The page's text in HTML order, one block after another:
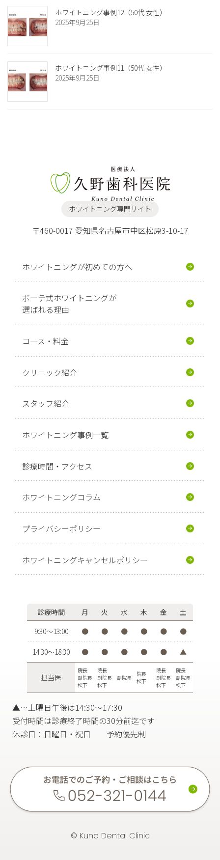
ホワイトニング事例12（50代 女性）
2025年9月25日
ホワイトニング事例11（50代 女性）
2025年9月25日
ホワイトニング専門サイト
〒460-0017 愛知県名古屋市中区松原3-10-17
ホワイトニングが初めての方へ
ボーテ式ホワイトニングが
選ばれる理由
コース・料金
クリニック紹介
スタッフ紹介
ホワイトニング事例一覧
診療時間・アクセス
ホワイトニングコラム
プライバシーポリシー
ホワイトニングキャンセルポリシー
診療時間 月 火 水 木 金
土
9:30〜13:00
● ● ● ● ● ●
14:30〜18:30 ● ● ● ● ● ▲
担当医
院長
副院長
松下
院長
副院長
松下
副院長
院長
松下
院長
副院長
松下
院長
副院長
松下
▲…土曜日午後は14:30〜17:30
受付時間は診療終了時間の30分前迄です
休診日：日曜日・祝日 予約優先制
© Kuno Dental Clinic